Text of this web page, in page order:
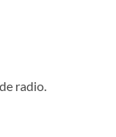
radio.